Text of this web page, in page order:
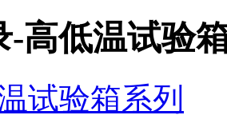
-高低温试验
试验箱系列